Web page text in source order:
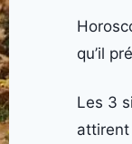
qu’il
Les 3